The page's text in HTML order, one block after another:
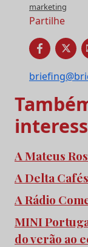
marketing
Partilhe
A Mateus
A Delta
A Rádio
MINI
do verão ao